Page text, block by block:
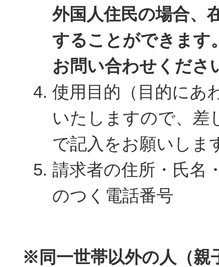
外国人住民の場合、
することができます
お問い合わせくださ
使用目的（目的にあ
いたしますので、差
で記入をお願いしま
請求者の住所・氏名
のつく電話番号
※同一世帯以外の人（親